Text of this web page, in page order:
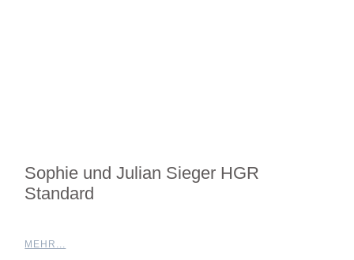
Sophie und Julian Sieger HGR
Standard
MEHR...